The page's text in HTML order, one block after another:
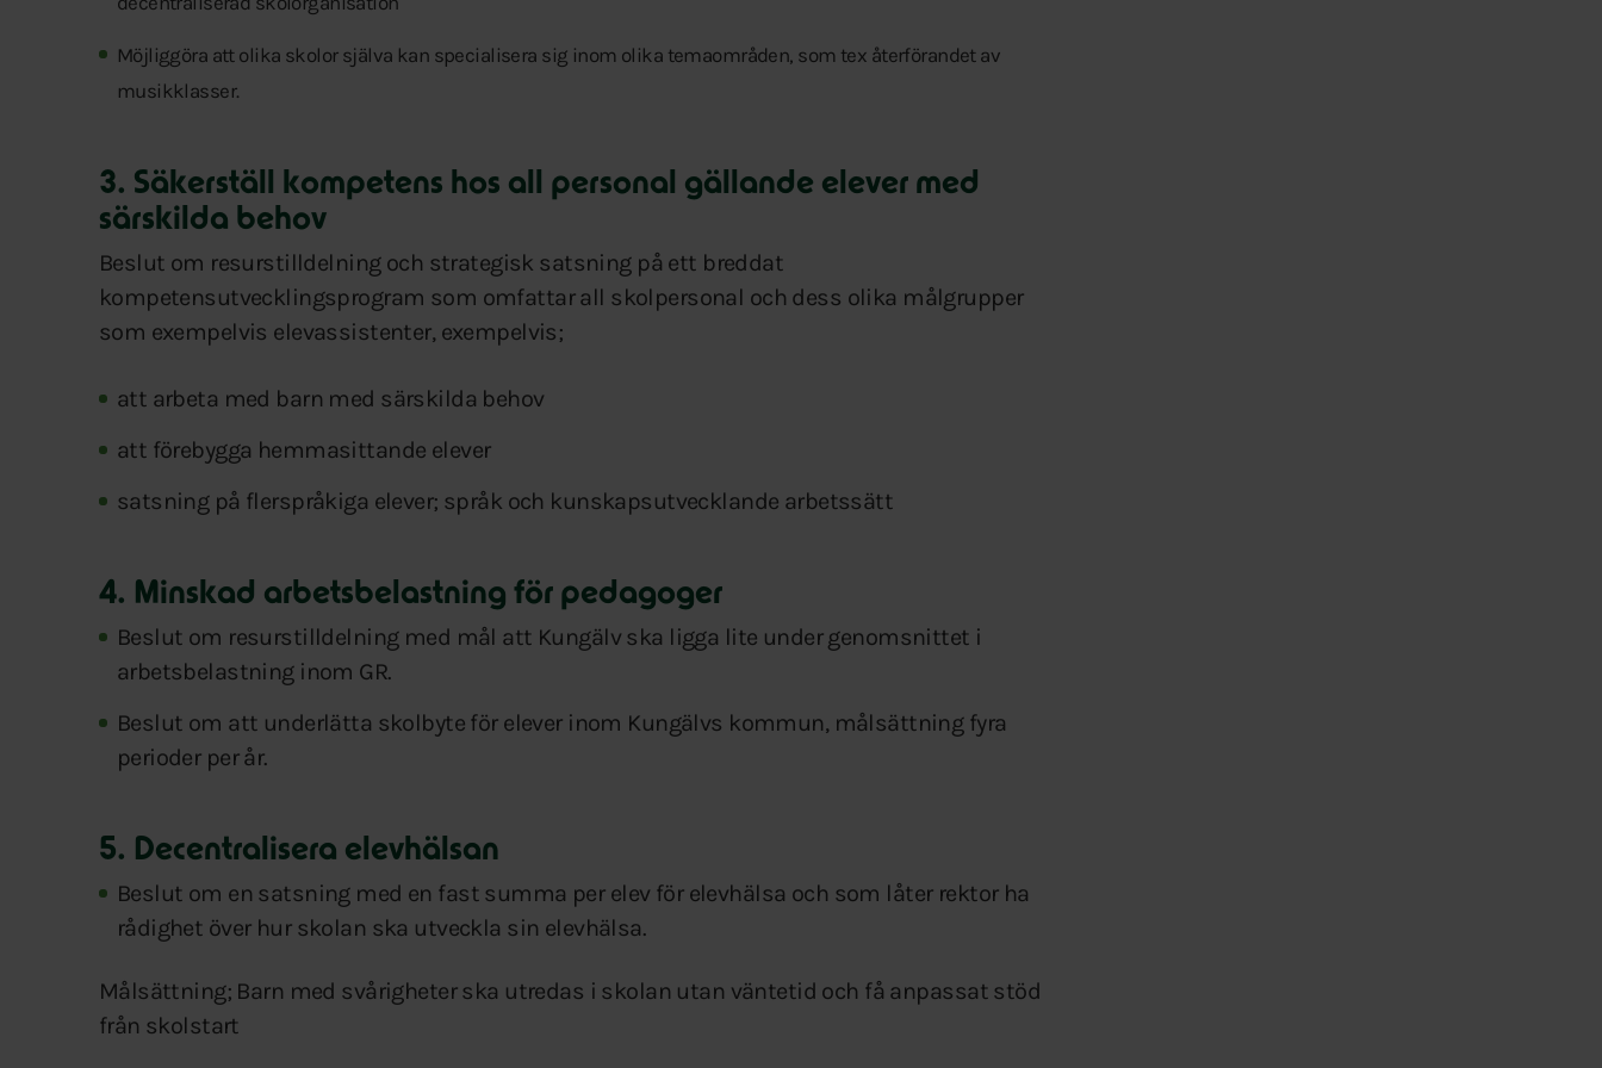
Möjliggöra att olika skolor själva kan specialisera sig inom olika temaområden, som tex återförandet av
musikklasser.
3. Säkerställ kompetens hos all personal gällande elever med
särskilda behov
Beslut om resurstilldelning och strategisk satsning på ett breddat
kompetensutvecklingsprogram som omfattar all skolpersonal och dess olika målgrupper
som exempelvis elevassistenter, exempelvis;
att arbeta med barn med särskilda behov
att förebygga hemmasittande elever
satsning på flerspråkiga elever; språk och kunskapsutvecklande arbetssätt
4. Minskad arbetsbelastning för pedagoger
Beslut om resurstilldelning med mål att Kungälv ska ligga lite under genomsnittet i
arbetsbelastning inom GR.
Beslut om att underlätta skolbyte för elever inom Kungälvs kommun, målsättning fyra
perioder per år.
5. Decentralisera elevhälsan
Beslut om en satsning med en fast summa per elev för elevhälsa och som låter rektor ha
rådighet över hur skolan ska utveckla sin elevhälsa.
Målsättning; Barn med svårigheter ska utredas i skolan utan väntetid och få anpassat stöd
från skolstart